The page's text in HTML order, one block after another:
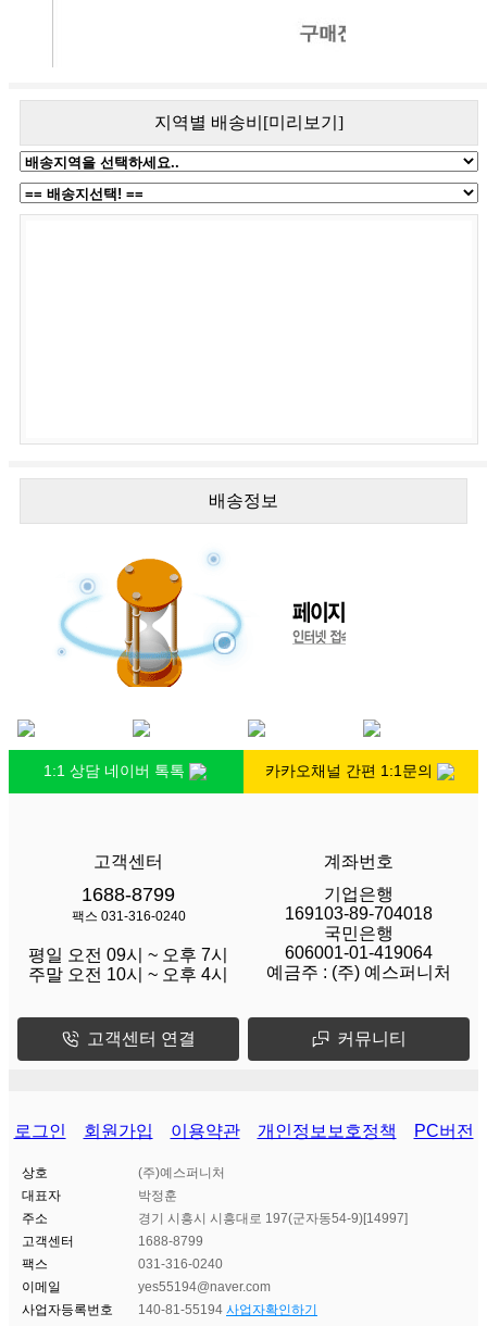
지역별 배송비[미리보기]
배송정보
1:1 상담 네이버 톡톡 카카오채널 간편 1:1문의
고객센터
1688-8799
팩스 031-316-0240
평일 오전 09시 ~ 오후 7시
주말 오전 10시 ~ 오후 4시
고객센터 연결
계좌번호
기업은행
169103-89-704018
국민은행
606001-01-419064
예금주 : (주) 예스퍼니처
커뮤니티
로그인 회원가입 이용약관 개인정보보호정책 PC버전
상호
(주)예스퍼니처
대표자
박정훈
주소
경기 시흥시 시흥대로 197(군자동54-9)[14997]
고객센터
1688-8799
팩스
031-316-0240
이메일
yes55194@naver.com
사업자등록번호
140-81-55194 사업자확인하기